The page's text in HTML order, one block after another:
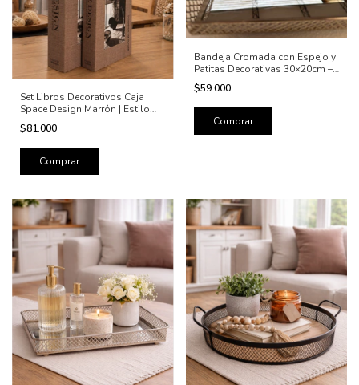
Set Libros Decorativos Caja
Space Design Marrón | Estilo
Japandi Moderno
$81.000
Bandeja Cromada con Espejo y
Patitas Decorativas 30×20cm –
Elegancia y Estilo
$59.000